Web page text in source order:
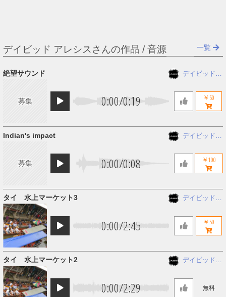
デイビッド アレシスさんの作品 / 音源 一覧
募集 0:00/0:19
絶望サウンド
デイビッド
￥50
募集 0:00/0:08
Indian's impact
デイビッド
￥100
0:00/2:45
タイ 水上マーケット3
デイビッド
￥50
0:00/2:29
タイ 水上マーケット2
デイビッド
無料